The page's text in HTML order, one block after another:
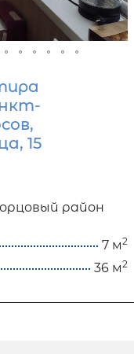
15
район
7 м2
36 м2